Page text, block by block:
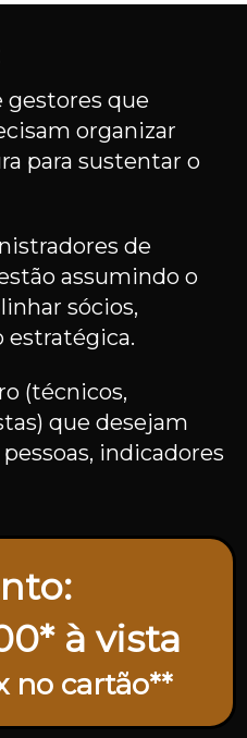
gestores que
organizar
para sustentar o
de
assumindo o
sócios,
estratégica.
(técnicos,
que desejam
indicadores
à vista
no cartão**